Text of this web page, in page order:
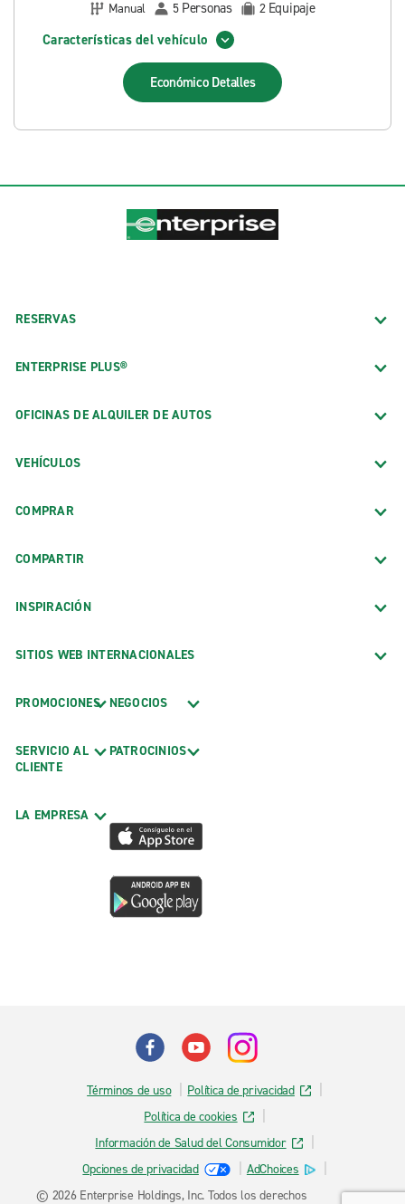
Manual
5 Personas 2 Equipaje
Características del vehículo
Económico Detalles
RESERVAS
ENTERPRISE PLUS®
OFICINAS DE ALQUILER DE AUTOS
VEHÍCULOS
COMPRAR
COMPARTIR
INSPIRACIÓN
SITIOS WEB INTERNACIONALES
PROMOCIONES
SERVICIO AL
CLIENTE
LA EMPRESA
NEGOCIOS
PATROCINIOS
Términos de uso
Política de privacidad
Política de cookies
Información de Salud del Consumidor
Opciones de privacidad
AdChoices
© 2026 Enterprise Holdings, Inc. Todos los derechos